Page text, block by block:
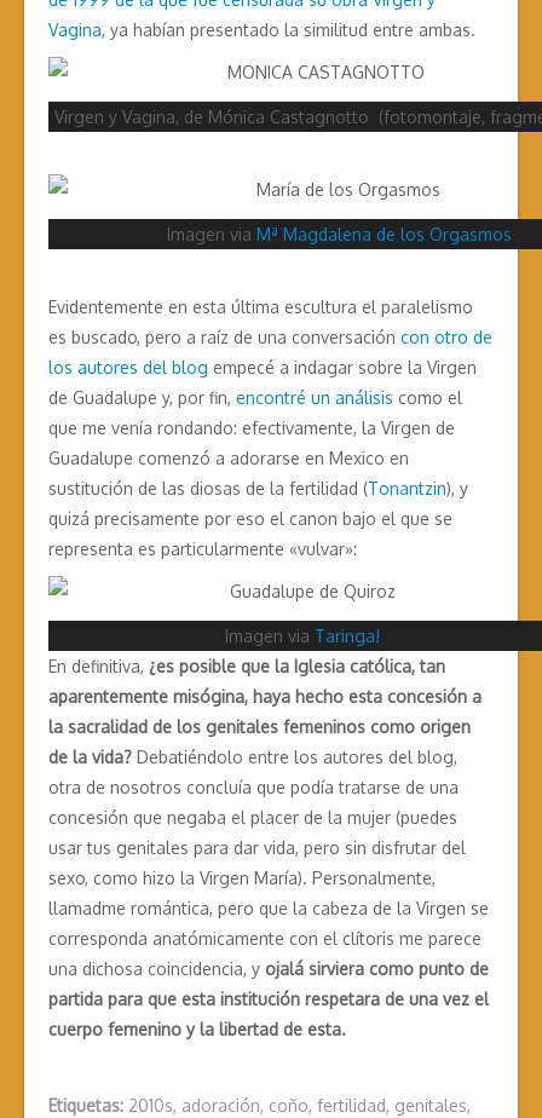
Vagina, ya habían presentado la similitud entre ambas.
Virgen y Vagina, de Mónica Castagnotto (fotomontaje,
Imagen via Mª Magdalena de los Orgasmos
Evidentemente en esta última escultura el paralelismo
es buscado, pero a raíz de una conversación con otro de
los autores del blog empecé a indagar sobre la Virgen
de Guadalupe y, por fin, encontré un análisis como el
que me venía rondando: efectivamente, la Virgen de
Guadalupe comenzó a adorarse en Mexico en
sustitución de las diosas de la fertilidad (Tonantzin), y
quizá precisamente por eso el canon bajo el que se
representa es particularmente «vulvar»:
Imagen via Taringa!
En definitiva, ¿es posible que la Iglesia católica, tan
aparentemente misógina, haya hecho esta concesión a
la sacralidad de los genitales femeninos como origen
de la vida? Debatiéndolo entre los autores del blog,
otra de nosotros concluía que podía tratarse de una
concesión que negaba el placer de la mujer (puedes
usar tus genitales para dar vida, pero sin disfrutar del
sexo, como hizo la Virgen María). Personalmente,
llamadme romántica, pero que la cabeza de la Virgen se
corresponda anatómicamente con el clítoris me parece
una dichosa coincidencia, y ojalá sirviera como punto de
partida para que esta institución respetara de una vez el
cuerpo femenino y la libertad de esta.
Etiquetas: 2010s, adoración, coño, fertilidad, genitales,